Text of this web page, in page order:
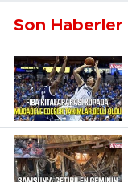
Son Haberler